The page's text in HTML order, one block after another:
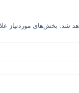
شد. بخش‌های موردنیاز